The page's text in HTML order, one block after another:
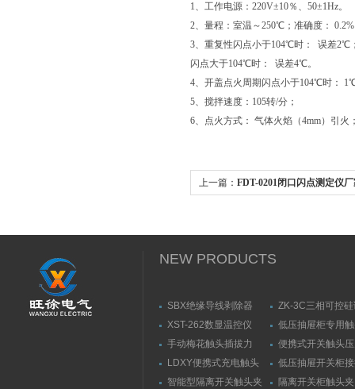
1、工作电源：220V±10％、50±1Hz。
2、量程：室温～250℃；准确度：
3、重复性闪点小于104℃时： 误差2℃
闪点大于104℃时： 误差4℃。
4、开盖点火周期闪点小于104℃时：
5、搅拌速度：105转/分；
6、点火方式： 气体火焰（4mm）引火
上一篇： FDT-0201闭口闪点测定仪
NEW PRODUCTS
SBX绝缘导线剥除器
ZK-3C三相可控
触发器
XST-262数显温控仪
低压抽屉柜专用
力测量仪套装
手动梅花触头插拔力
（推拉力）测量仪
便携式开关触头
（夹紧力）测量仪
LDXY便携式充电触头
（指）夹紧力测量仪
低压抽屉开关柜
触头（夹紧力）
智能型隔离开关触头夹
隔离开关柜触头